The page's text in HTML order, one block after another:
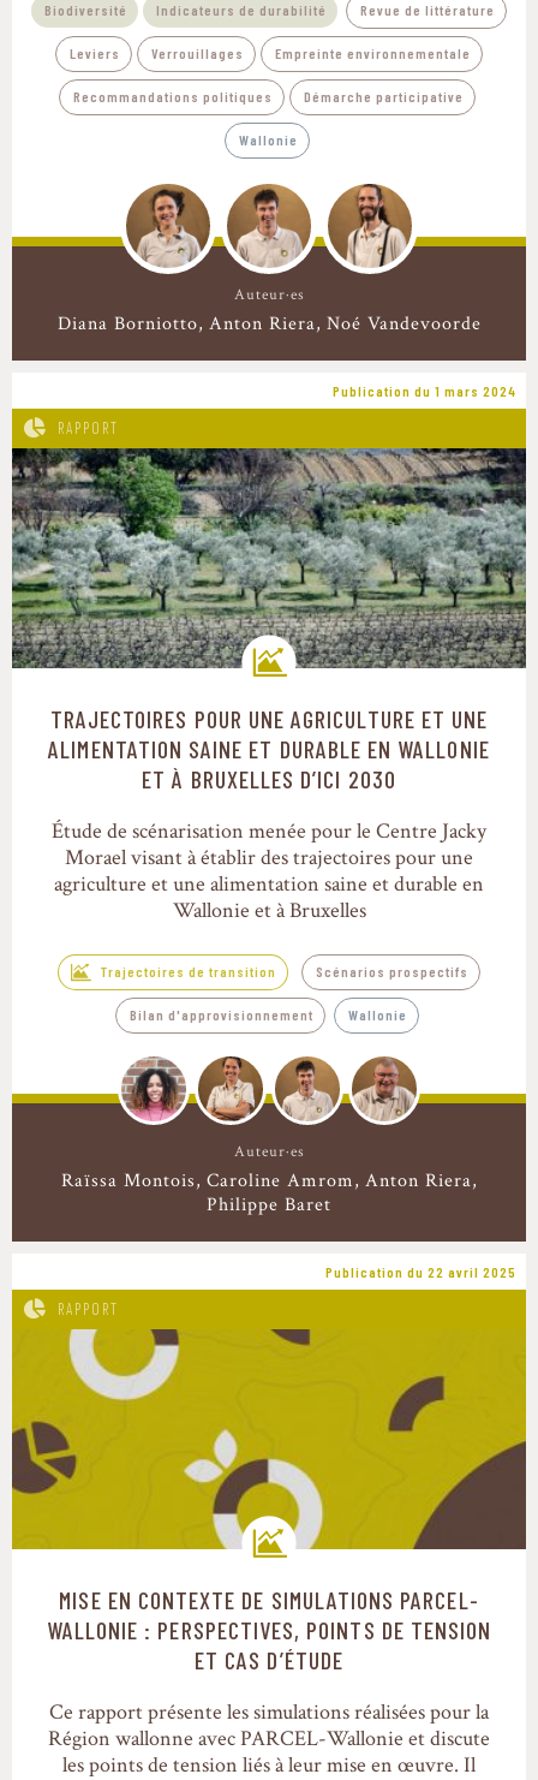
Biodiversité Indicateurs de durabilité Revue de littérature
Leviers Verrouillages Empreinte environnementale
Recommandations politiques Démarche participative
Wallonie
Auteur·es
Diana Borniotto Anton Riera Noé Vandevoorde
Publication du 1 mars 2024
RAPPORT
Trajectoires de transition
TRAJECTOIRES POUR UNE AGRICULTURE ET UNE
ALIMENTATION SAINE ET DURABLE EN WALLONIE
ET À BRUXELLES D’ICI 2030
Étude de scénarisation menée pour le Centre Jacky
Morael visant à établir des trajectoires pour une
agriculture et une alimentation saine et durable en
Wallonie et à Bruxelles
Trajectoires de transition Scénarios prospectifs
Bilan d'approvisionnement Wallonie
Auteur·es
Raïssa Montois Caroline Amrom Anton Riera
Philippe Baret
Publication du 22 avril 2025
RAPPORT
Trajectoires de transition
MISE EN CONTEXTE DE SIMULATIONS PARCEL-
WALLONIE : PERSPECTIVES, POINTS DE TENSION
ET CAS D’ÉTUDE
Ce rapport présente les simulations réalisées pour la
Région wallonne avec PARCEL-Wallonie et discute
les points de tension liés à leur mise en œuvre. Il